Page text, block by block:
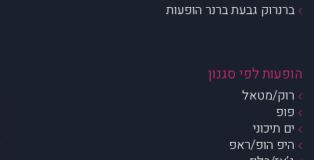
ברנרוק גבעת ברנר הופעות
הופעות לפי סגנון
רוק/מטאל
פופ
ים תיכוני
היפ הופ/ראפ